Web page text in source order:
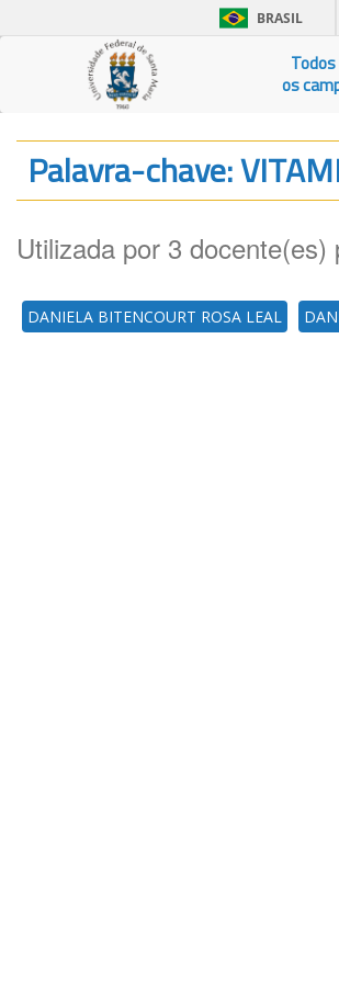
BRASIL
Todos
os
Palavra-chave:
Utilizada por 3
DANIELA BITENCOURT ROSA LEAL